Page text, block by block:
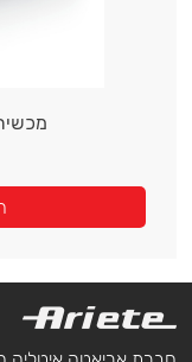
מכשיר